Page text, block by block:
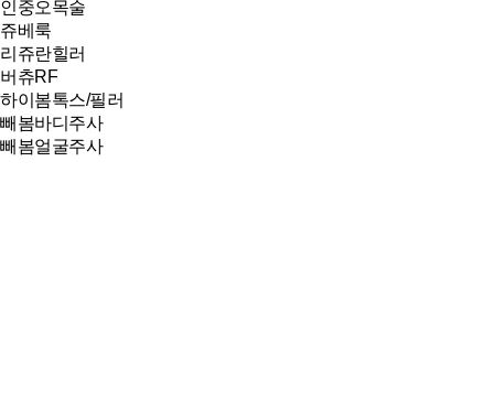
인중오목술
쥬베룩
리쥬란힐러
버츄RF
하이봄톡스/필러
빼봄바디주사
빼봄얼굴주사